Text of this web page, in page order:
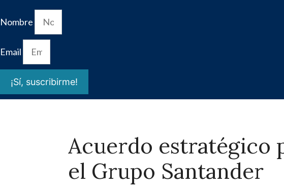
Nombre
Email
¡Sí, suscribirme!
Acuerdo estratégico
el Grupo Santander